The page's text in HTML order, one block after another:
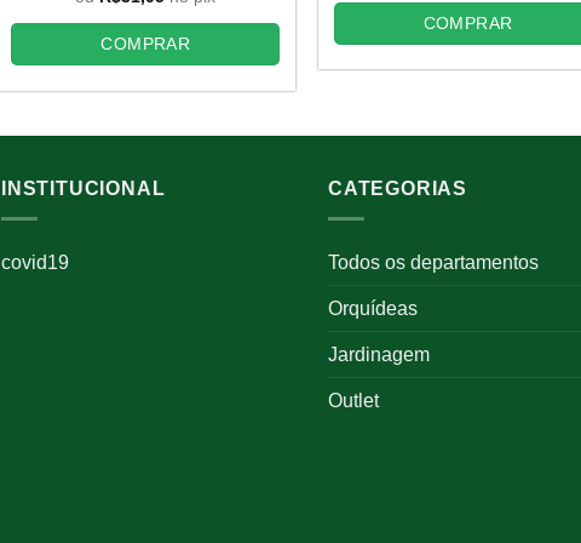
era:
R$46,00.
é:
R$34,50.
COMPRAR
R$46,00.
COMPRAR
INSTITUCIONAL
covid19
CATEGORIAS
Todos os departamentos
Orquídeas
Jardinagem
Outlet